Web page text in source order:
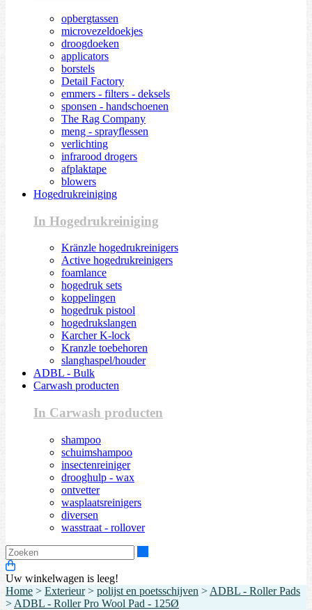
opbergtassen
microvezeldoekjes
droogdoeken
applicators
borstels
Detail Factory
emmers - filters - deksels
sponsen - handschoenen
The Rag Company
meng - sprayflessen
verlichting
infrarood drogers
afplaktape
blowers
Hogedrukreiniging
In Hogedrukreiniging
Kränzle hogedrukreinigers
Active hogedrukreinigers
foamlance
hogedruk sets
koppelingen
hogedruk pistool
hogedrukslangen
Karcher K-lock
Kranzle toebehoren
slanghaspel/houder
ADBL - Bulk
Carwash producten
In Carwash producten
shampoo
schuimshampoo
insectenreiniger
drooghulp - wax
ontvetter
wasplaatsreinigers
diversen
wasstraat - rollover
Uw winkelwagen is leeg!
Home > Exterieur> polijst en poetsschijven > ADBL - Roller Pads
> ADBL - Roller Pro Wool Pad - 125Ø